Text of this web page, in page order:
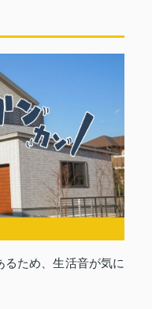
ため、生活音が気に